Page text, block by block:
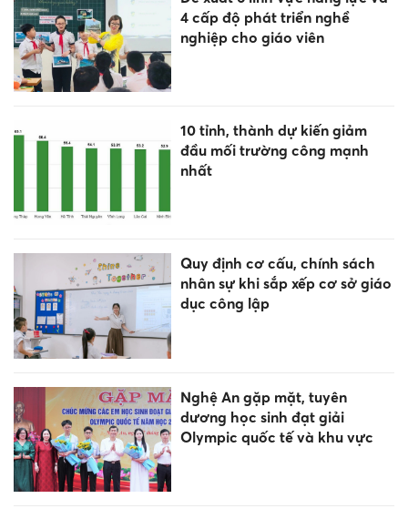
4 cấp độ phát triển nghề
nghiệp cho giáo viên
10 tỉnh, thành dự kiến giảm
đầu mối trường công mạnh
nhất
Quy định cơ cấu, chính sách
nhân sự khi sắp xếp cơ sở giáo
dục công lập
Nghệ An gặp mặt, tuyên
dương học sinh đạt giải
Olympic quốc tế và khu vực